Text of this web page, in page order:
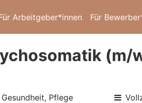
Arbeitgeber*innen Für
(m/
Pflege